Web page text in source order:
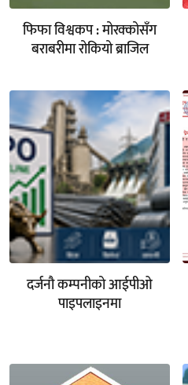
फिफा विश्वकप : मोरक्कोसँग
बराबरीमा रोकियो ब्राजिल
दर्जनौ कम्पनीको आईपीओ
पाइपलाइनमा